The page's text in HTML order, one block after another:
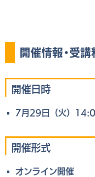
開催情報・受講
開催日時
7月29日（火）
開催形式
オンライン開催